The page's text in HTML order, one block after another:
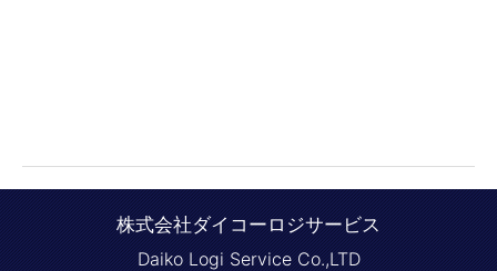
株式会社ダイコーロジサービス
Daiko Logi Service Co.,LTD